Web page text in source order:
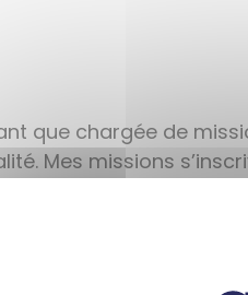
que chargée de
Mes missions
souhaite
la qualité des
existants et sur les